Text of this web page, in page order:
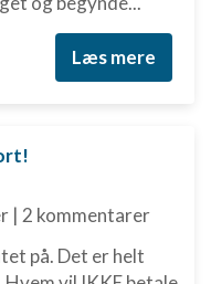
Læs mere
| 2 kommentarer
på. Det er helt